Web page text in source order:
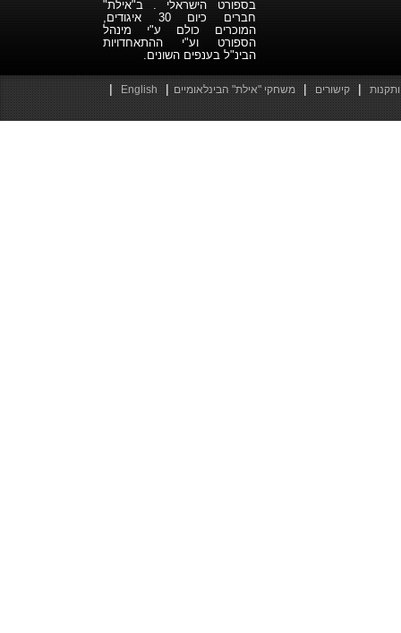
בספורט הישראלי . ב"אילת"
חברים כיום 30 איגודים,
המוכרים כולם ע"י מינהל
הספורט וע"י ההתאחדויות
הבינ"ל בענפים השונים.
| קישורים | משחקי "אילת" הבינלאומיים |
English
|